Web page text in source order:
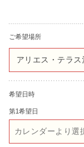
ご希望場所
希望日時
第1希望日